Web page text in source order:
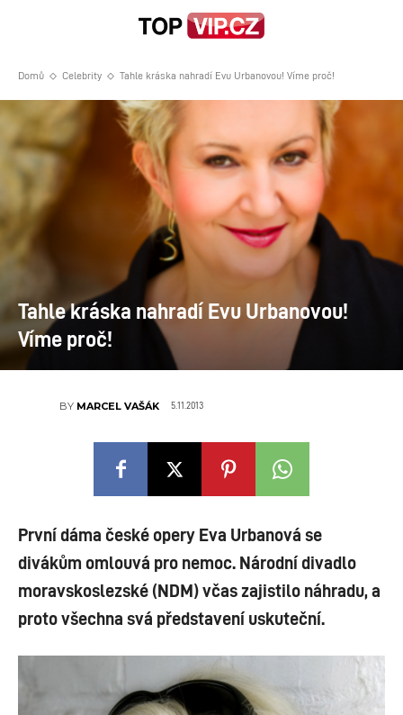
Domů Celebrity Tahle kráska nahradí Evu Urbanovou! Víme proč!
Tahle kráska nahradí Evu Urbanovou!
Víme proč!
BY MARCEL VAŠÁK 5.11.2013
První dáma české opery Eva Urbanová se
divákům omlouvá pro nemoc. Národní divadlo
moravskoslezské (NDM) včas zajistilo náhradu, a
proto všechna svá představení uskuteční.